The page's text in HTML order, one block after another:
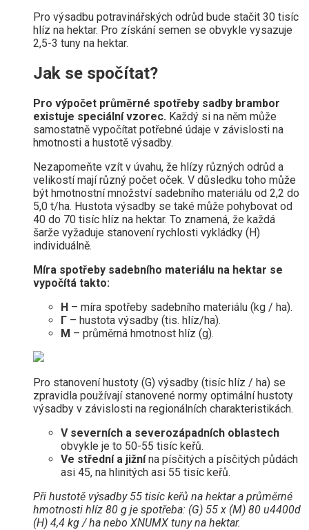
Pro výsadbu potravinářských odrůd bude stačit 30 tisíc
hlíz na hektar. Pro získání semen se obvykle vysazuje
2,5-3 tuny na hektar.
Jak se spočítat?
Pro výpočet průměrné spotřeby sadby brambor
existuje speciální vzorec. Každý si na něm může
samostatně vypočítat potřebné údaje v závislosti na
hmotnosti a hustotě výsadby.
Nezapomeňte vzít v úvahu, že hlízy různých odrůd a
velikostí mají různý počet oček. V důsledku toho může
být hmotnostní množství sadebního materiálu od 2,2 do
5,0 t/ha. Hustota výsadby se také může pohybovat od
40 do 70 tisíc hlíz na hektar. To znamená, že každá
šarže vyžaduje stanovení rychlosti vykládky (H)
individuálně.
Míra spotřeby sadebního materiálu na hektar se
vypočítá takto:
Н – míra spotřeby sadebního materiálu (kg / ha).
Г – hustota výsadby (tis. hlíz/ha).
М – průměrná hmotnost hlíz (g).
Pro stanovení hustoty (G) výsadby (tisíc hlíz / ha) se
zpravidla používají stanovené normy optimální hustoty
výsadby v závislosti na regionálních charakteristikách.
V severních a severozápadních oblastech
obvykle je to 50-55 tisíc keřů.
Ve střední a jižnína písčitých a písčitých půdách
asi 45, na hlinitých asi 55 tisíc keřů.
Při hustotě výsadby 55 tisíc keřů na hektar a průměrné
hmotnosti hlíz 80 g je spotřeba: (G) 55 x (M) 80 u4400d
(H) 4,4 kg / ha nebo XNUMX tuny na hektar.